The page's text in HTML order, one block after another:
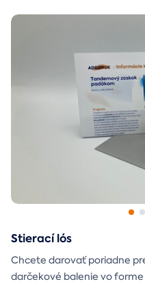
Stierací lós
Chcete darovať poriadne
darčekové balenie vo